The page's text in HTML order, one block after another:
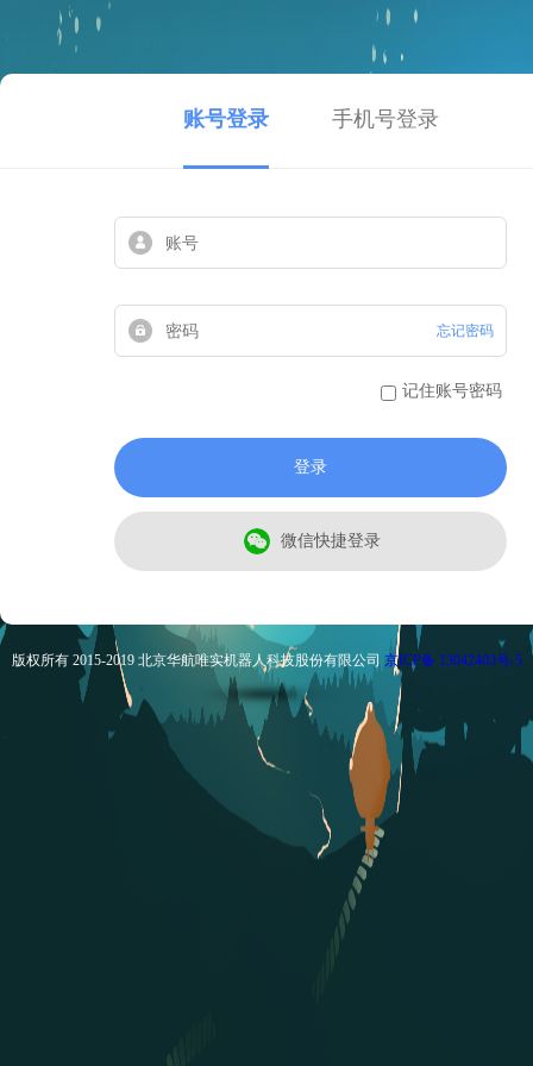
账号登录 手机号登录
忘记密码
记住账号密码
登录
微信快捷登录
版权所有 2015-2019 北京华航唯实机器人科技股份有限公司 京ICP备 13042403号-5